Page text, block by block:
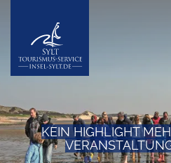
Insel Sylt
KEIN HIGHLIGHT